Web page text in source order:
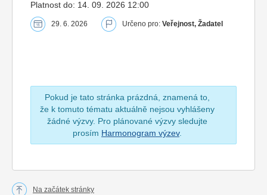
Platnost do: 14. 09. 2026 12:00
29. 6. 2026 Určeno pro: Veřejnost, Žadatel
Pokud je tato stránka prázdná, znamená to,
že k tomuto tématu aktuálně nejsou vyhlášeny
žádné výzvy. Pro plánované výzvy sledujte
prosím Harmonogram výzev.
Na začátek stránky